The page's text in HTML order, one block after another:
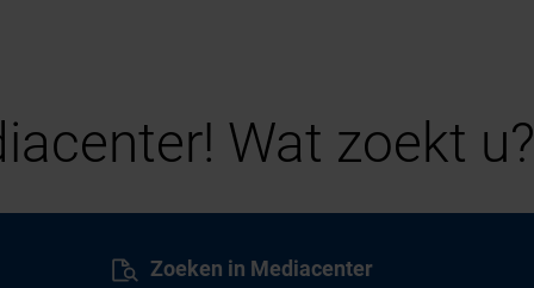
Wat zoekt u?
Zoeken in Mediacenter